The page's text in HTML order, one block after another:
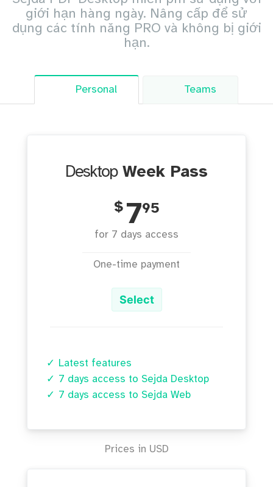
giới hạn hàng ngày. Nâng cấp để sử
dụng các tính năng PRO và không bị giới
hạn.
Personal Teams
DesktopWeek Pass
$ 795
for 7 days access
One-time payment
Select
Latest features
7 days access to Sejda Desktop
7 days access to Sejda Web
Prices in USD